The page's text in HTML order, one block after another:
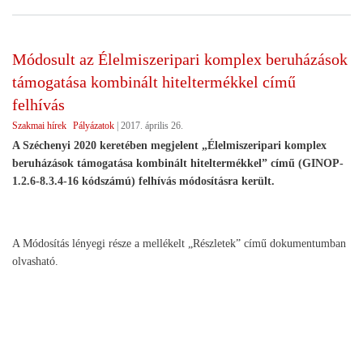
Módosult az Élelmiszeripari komplex beruházások
támogatása kombinált hiteltermékkel című
felhívás
Szakmai hírek Pályázatok | 2017. április 26.
A Széchenyi 2020 keretében megjelent „Élelmiszeripari komplex
beruházások támogatása kombinált hiteltermékkel” című (GINOP-
1.2.6-8.3.4-16 kódszámú) felhívás módosításra került.
A Módosítás lényegi része a mellékelt „Részletek” című dokumentumban
olvasható.